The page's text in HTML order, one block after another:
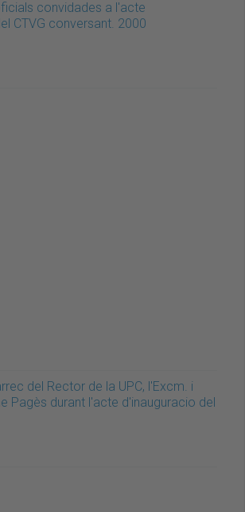
convidades a l'acte
CTVG conversant. 2000
del Rector de la UPC, l'Excm. i
Pagès durant l'acte d'inauguracio del